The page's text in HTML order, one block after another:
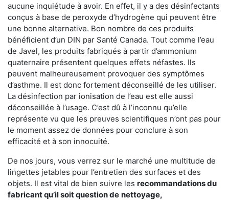
aucune inquiétude à avoir. En effet, il y a des désinfectants
conçus à base de peroxyde d’hydrogène qui peuvent être
une bonne alternative. Bon nombre de ces produits
bénéficient d’un DIN par Santé Canada. Tout comme l’eau
de Javel, les produits fabriqués à partir d’ammonium
quaternaire présentent quelques effets néfastes. Ils
peuvent malheureusement provoquer des symptômes
d’asthme. Il est donc fortement déconseillé de les utiliser.
La désinfection par ionisation de l’eau est elle aussi
déconseillée à l’usage. C’est dû à l’inconnu qu’elle
représente vu que les preuves scientifiques n’ont pas pour
le moment assez de données pour conclure à son
efficacité et à son innocuité.
De nos jours, vous verrez sur le marché une multitude de
lingettes jetables pour l’entretien des surfaces et des
objets. Il est vital de bien suivre les recommandations du
fabricant qu’il soit question de nettoyage,